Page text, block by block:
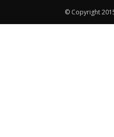
© Copyright